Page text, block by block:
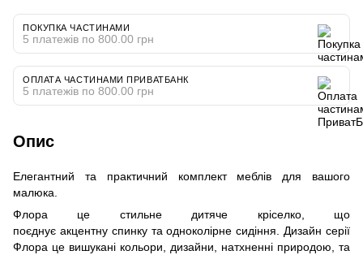
ПОКУПКА ЧАСТИНАМИ
5 платежів по 800.00 грн
ОПЛАТА ЧАСТИНАМИ ПРИВАТБАНК
5 платежів по 800.00 грн
Опис
Елегантний та практичний комплект меблів для вашого
малюка.
Флора це стильне дитяче кріселко, що
поєднує акцентну спинку та одноколірне сидіння. Дизайн серії
Флора це вишукані кольори, дизайни, натхненні природою, та